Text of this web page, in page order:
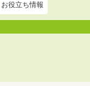
お役立ち情報